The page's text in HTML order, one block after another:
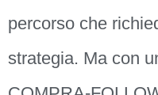
percorso che
strategia. Ma con